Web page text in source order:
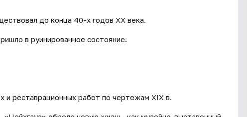
до конца 40-х годов XX века.
в руинированное состояние.
и реставрационных работ по чертежам XIX в.